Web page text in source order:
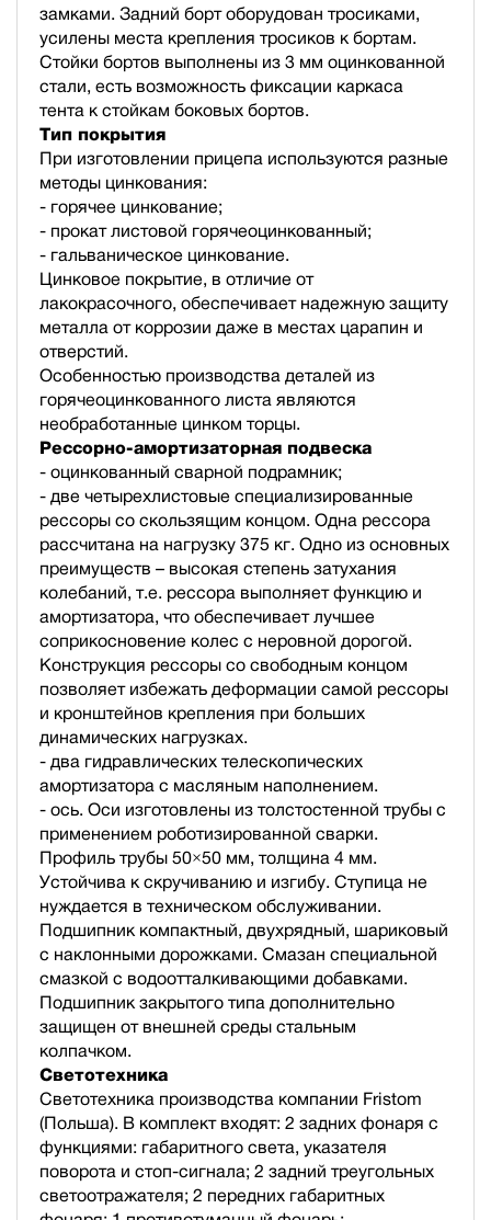
замками. Задний борт оборудован тросиками,
усилены места крепления тросиков к бортам.
Стойки бортов выполнены из 3 мм оцинкованной
стали, есть возможность фиксации каркаса
тента к стойкам боковых бортов.
Тип покрытия
При изготовлении прицепа используются разные
методы цинкования:
- горячее цинкование;
- прокат листовой горячеоцинкованный;
- гальваническое цинкование.
Цинковое покрытие, в отличие от
лакокрасочного, обеспечивает надежную защиту
металла от коррозии даже в местах царапин и
отверстий.
Особенностью производства деталей из
горячеоцинкованного листа являются
необработанные цинком торцы.
Рессорно-амортизаторная подвеска
- оцинкованный сварной подрамник;
- две четырехлистовые специализированные
рессоры со скользящим концом. Одна рессора
рассчитана на нагрузку 375 кг. Одно из основных
преимуществ – высокая степень затухания
колебаний, т.е. рессора выполняет функцию и
амортизатора, что обеспечивает лучшее
соприкосновение колес с неровной дорогой.
Конструкция рессоры со свободным концом
позволяет избежать деформации самой рессоры
и кронштейнов крепления при больших
динамических нагрузках.
- два гидравлических телескопических
амортизатора с масляным наполнением.
- ось. Оси изготовлены из толстостенной трубы с
применением роботизированной сварки.
Профиль трубы 50×50 мм, толщина 4 мм.
Устойчива к скручиванию и изгибу. Ступица не
нуждается в техническом обслуживании.
Подшипник компактный, двухрядный, шариковый
с наклонными дорожками. Смазан специальной
смазкой с водоотталкивающими добавками.
Подшипник закрытого типа дополнительно
защищен от внешней среды стальным
колпачком.
Светотехника
Светотехника производства компании Fristom
(Польша). В комплект входят: 2 задних фонаря с
функциями: габаритного света, указателя
поворота и стоп-сигнала; 2 задний треугольных
светоотражателя; 2 передних габаритных